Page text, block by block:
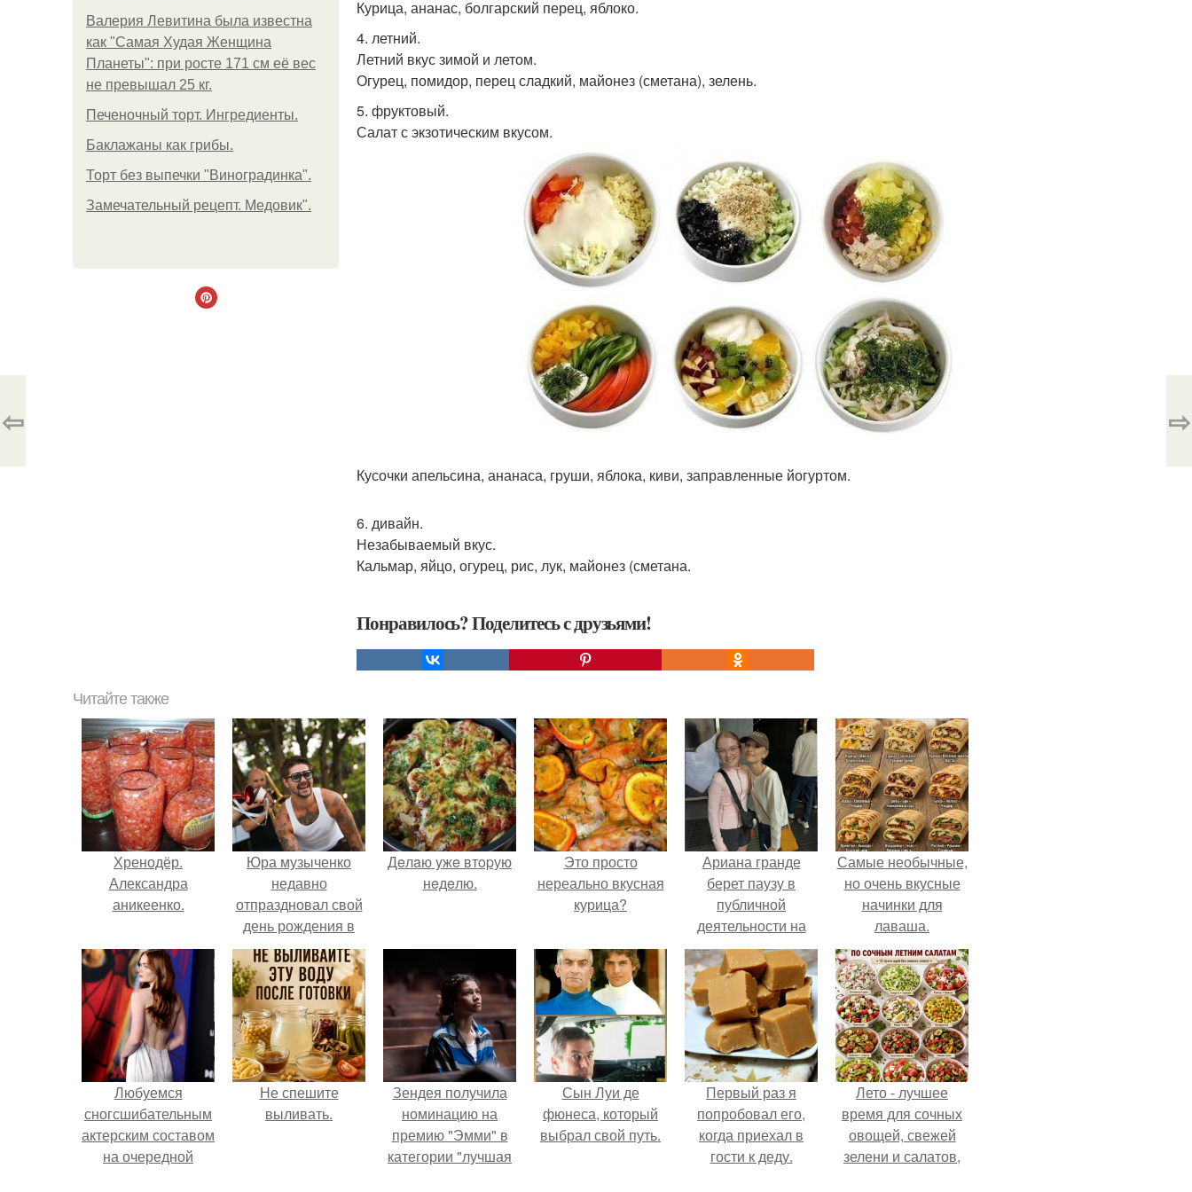
Валерия Левитина была известна
как "Самая Худая Женщина
Планеты": при росте 171 см её вес
не превышал 25 кг.
Печеночный торт. Ингредиенты.
Баклажаны как грибы.
Торт без выпечки "Виноградинка".
Замечательный рецепт. Медовик".
Курица, ананас, болгарский перец, яблоко.
4. летний.
Летний вкус зимой и летом.
Огурец, помидор, перец сладкий, майонез (сметана), зелень.
5. фруктовый.
Салат с экзотическим вкусом.
Кусочки апельсина, ананаса, груши, яблока, киви, заправленные йогуртом.
6. дивайн.
Незабываемый вкус.
Кальмар, яйцо, огурец, рис, лук, майонез (сметана.
Понравилось? Поделитесь с друзьями!
⇦ ⇨
Читайте также
Хренодёр.
Александра
аникеенко.
Юра музыченко
недавно
отпраздновал свой
день рождения в
кругу самых
близких и родных
людей.
Дeлaю yжe втopую
нeдeлю.
Это просто
нереально вкусная
курица?
Ариана гранде
берет паузу в
публичной
деятельности на
фоне слухов о
своем здоровье.
Самые необычные,
но очень вкусные
начинки для
лаваша.
Любуемся
сногсшибательным
актерским составом
на очередной
Не спешите
выливать.
Зендея получила
номинацию на
премию "Эмми" в
категории "лучшая
Сын Луи де
фюнеса, который
выбрал свой путь.
Первый раз я
попробовал его,
когда приехал в
гости к деду.
Лето - лучшее
время для сочных
овощей, свежей
зелени и салатов,